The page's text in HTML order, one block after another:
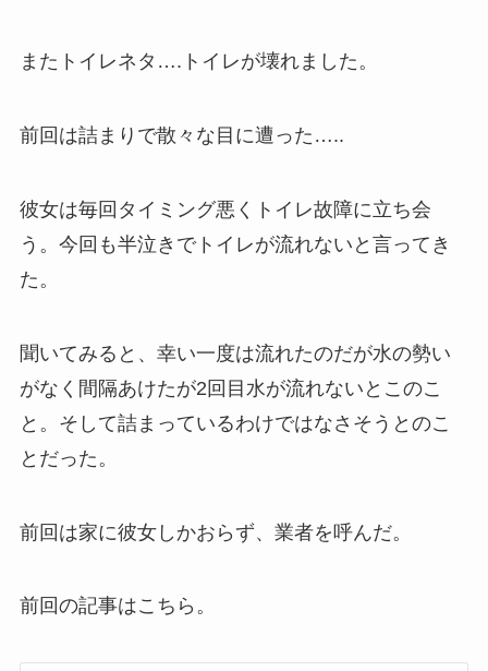
またトイレネタ….トイレが壊れました。
前回は詰まりで散々な目に遭った…..
彼女は毎回タイミング悪くトイレ故障に立ち会
う。今回も半泣きでトイレが流れないと言ってき
た。
聞いてみると、幸い一度は流れたのだが水の勢い
がなく間隔あけたが2回目水が流れないとこのこ
と。そして詰まっているわけではなさそうとのこ
とだった。
前回は家に彼女しかおらず、業者を呼んだ。
前回の記事はこちら。